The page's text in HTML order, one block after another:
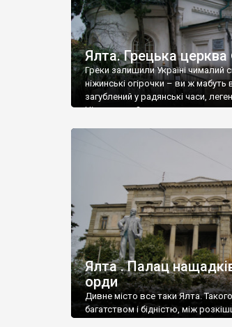
Ялта. Грецька
Греки залишили Україні чималий
ніжинські огірочки – ви ж мабуть
загублений у радянські часи,
Ніжин греки?
Ялта . Палац
орди
Дивне місто все таки Ялта.
багатством і бідністю, між